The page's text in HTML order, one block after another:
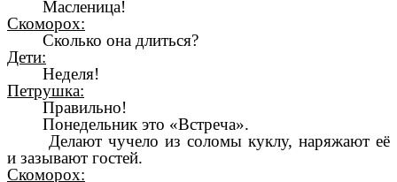
Масленица!
Скоморох:
Сколько она длиться?
Дети:
Неделя!
Петрушка:
Правильно!
Понедельник это «Встреча».
Делают чучело из соломы куклу, наряжают её
и зазывают гостей.
Скоморох: